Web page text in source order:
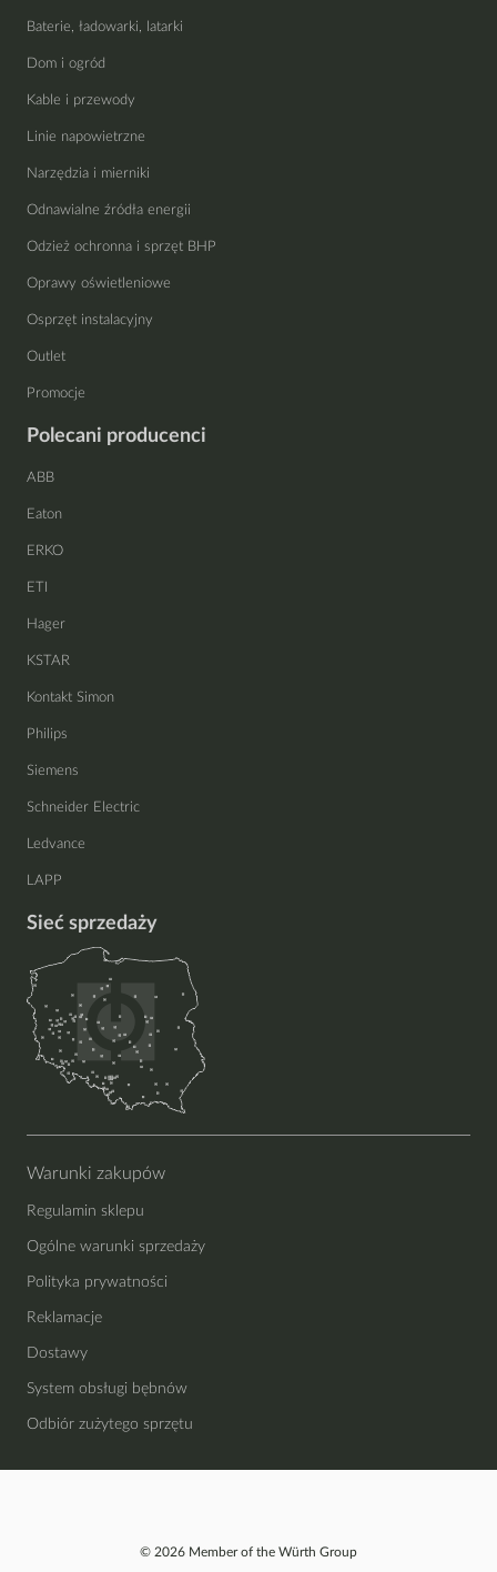
Baterie, ładowarki, latarki
Dom i ogród
Kable i przewody
Linie napowietrzne
Narzędzia i mierniki
Odnawialne źródła energii
Odzież ochronna i sprzęt BHP
Oprawy oświetleniowe
Osprzęt instalacyjny
Outlet
Promocje
Polecani producenci
ABB
Eaton
ERKO
ETI
Hager
KSTAR
Kontakt Simon
Philips
Siemens
Schneider Electric
Ledvance
LAPP
Sieć sprzedaży
Warunki zakupów
Regulamin sklepu
Ogólne warunki sprzedaży
Polityka prywatności
Reklamacje
Dostawy
System obsługi bębnów
Odbiór zużytego sprzętu
© 2026 Member of the Würth Group